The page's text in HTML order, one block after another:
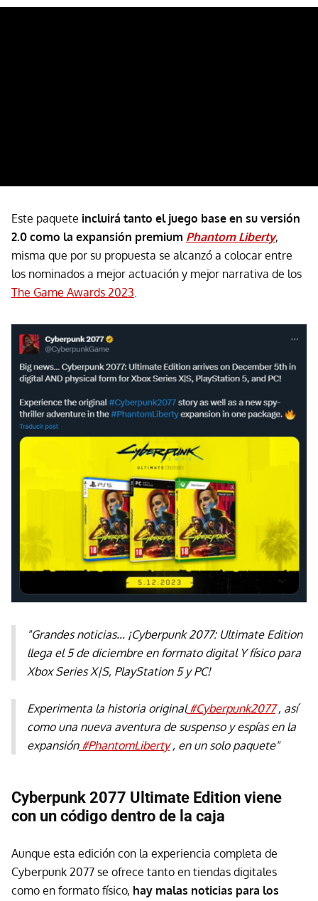
Este paquete incluirá tanto el juego base en su versión
2.0 como la expansión premium Phantom Liberty,
misma que por su propuesta se alcanzó a colocar entre
los nominados a mejor actuación y mejor narrativa de los
The Game Awards 2023.
"Grandes noticias... ¡Cyberpunk 2077: Ultimate Edition
llega el 5 de diciembre en formato digital Y físico para
Xbox Series X|S, PlayStation 5 y PC!
Experimenta la historia original#Cyberpunk2077, así
como una nueva aventura de suspenso y espías en la
expansión#PhantomLiberty, en un solo paquete"
Cyberpunk 2077 Ultimate Edition viene
con un código dentro de la caja
Aunque esta edición con la experiencia completa de
Cyberpunk 2077 se ofrece tanto en tiendas digitales
como en formato físico, hay malas noticias para los